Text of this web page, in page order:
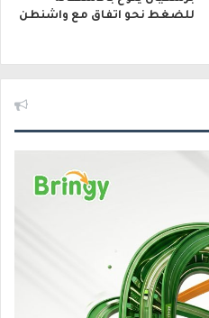
للضغط نحو اتفاق مع واشنطن